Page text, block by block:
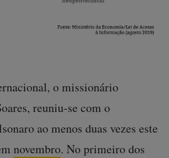
o missionário
reuniu-se com o
ao menos duas vezes este
novembro. No primeiro dos